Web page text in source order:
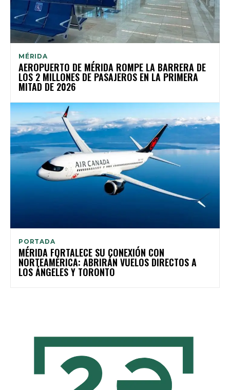
MÉRIDA
AEROPUERTO DE MÉRIDA ROMPE LA BARRERA DE
LOS 2 MILLONES DE PASAJEROS EN LA PRIMERA
MITAD DE 2026
PORTADA
MÉRIDA FORTALECE SU CONEXIÓN CON
NORTEAMÉRICA: ABRIRÁN VUELOS DIRECTOS A
LOS ÁNGELES Y TORONTO